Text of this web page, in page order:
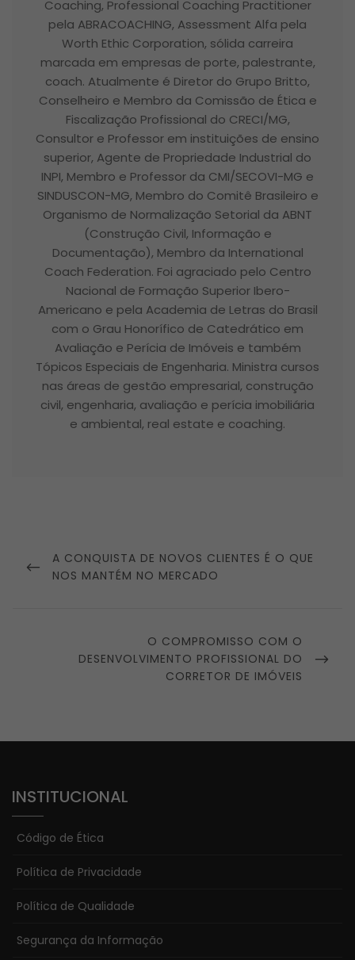
Coaching, Professional Coaching Practitioner
pela ABRACOACHING, Assessment Alfa pela
Worth Ethic Corporation, sólida carreira
marcada em empresas de porte, palestrante,
coach. Atualmente é Diretor do Grupo Britto,
Conselheiro e Membro da Comissão de Ética e
Fiscalização Profissional do CRECI/MG,
Consultor e Professor em instituições de ensino
superior, Agente de Propriedade Industrial do
INPI, Membro e Professor da CMI/SECOVI-MG e
SINDUSCON-MG, Membro do Comitê Brasileiro e
Organismo de Normalização Setorial da ABNT
(Construção Civil, Informação e
Documentação), Membro da International
Coach Federation. Foi agraciado pelo Centro
Nacional de Formação Superior Ibero-
Americano e pela Academia de Letras do Brasil
com o Grau Honorífico de Catedrático em
Avaliação e Perícia de Imóveis e também
Tópicos Especiais de Engenharia. Ministra cursos
nas áreas de gestão empresarial, construção
civil, engenharia, avaliação e perícia imobiliária
e ambiental, real estate e coaching.
Post
PREVIOUS
POST
A CONQUISTA DE NOVOS CLIENTES É O QUE
NOS MANTÉM NO MERCADO
NEXT
POST
O COMPROMISSO COM O
DESENVOLVIMENTO PROFISSIONAL DO
CORRETOR DE IMÓVEIS
INSTITUCIONAL
Código de Ética
Política de Privacidade
Política de Qualidade
Segurança da Informação